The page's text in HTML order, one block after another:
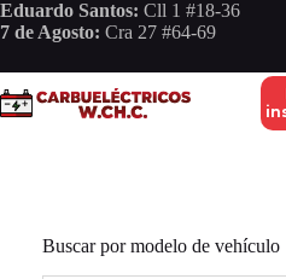
Saltar
al
Eduardo Santos: Cll 1 #18-36
7 de Agosto: Cra 27 #64-69
Buscar por modelo de vehículo